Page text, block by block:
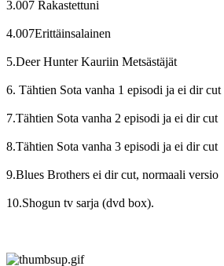
3.007 Rakastettuni
4.007Erittäinsalainen
5.Deer Hunter Kauriin Metsästäjät
6. Tähtien Sota vanha 1 episodi ja ei dir cut
7.Tähtien Sota vanha 2 episodi ja ei dir cut
8.Tähtien Sota vanha 3 episodi ja ei dir cut
9.Blues Brothers ei dir cut, normaali versio
10.Shogun tv sarja (dvd box).